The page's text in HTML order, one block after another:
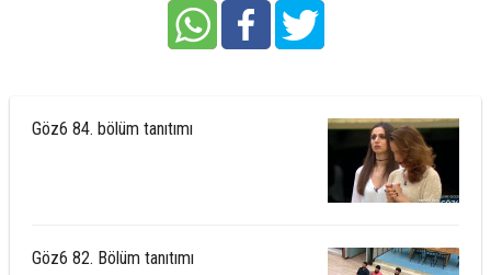
Göz6 84. bölüm tanıtımı
Göz6 82. Bölüm tanıtımı